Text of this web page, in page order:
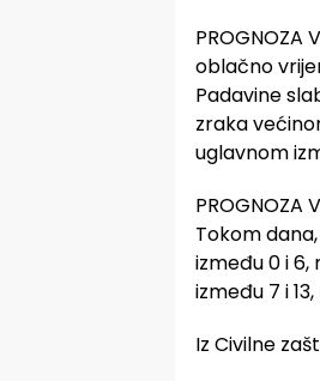
PROGNOZA
oblačno
Padavine
zraka
uglavnom
PROGNOZA
Tokom
između 0 i
između 7 i
Iz Civilne